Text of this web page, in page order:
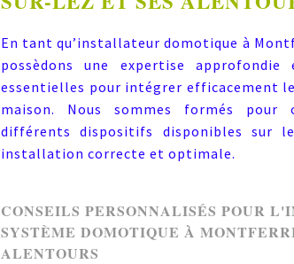
En tant qu’installateur domotique à
possèdons une expertise approfondie
essentielles pour intégrer efficacement
maison. Nous sommes formés pour
différents dispositifs disponibles sur
installation correcte et optimale.
CONSEILS PERSONNALISÉS POUR
SYSTÈME DOMOTIQUE À
ALENTOURS